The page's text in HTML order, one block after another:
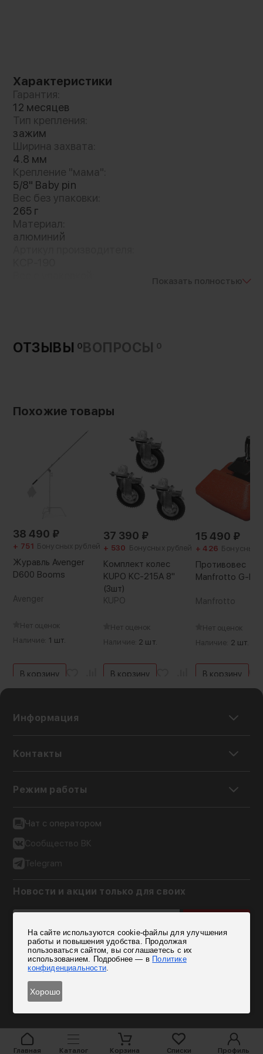
Главная Каталог Корзина Списки Профиль
Характеристики
Гарантия:
12 месяцев
Тип крепления:
зажим
Ширина захвата:
4.8 мм
Крепление "мама":
5/8" Baby pin
Вес без упаковки:
265 г
Материал:
алюминий
Показать полностью
ОТЗЫВЫ 0ВОПРОСЫ 0
Похожие товары
38 490 ₽
+ 751 Бонусных рублей
Журавль Avenger
D600 Booms
Avenger
Нет оценок
Наличие: 1 шт.
В корзину
37 390 ₽
+ 530 Бонусных рублей
Комплект колес
KUPO KC-215A 8"
(3шт)
KUPO
Нет оценок
Наличие: 2 шт.
В корзину
15 490 ₽
+ 426 Бонусных
Противовес
Manfrotto G-
Manfrotto
Нет оценок
Наличие: 2 шт.
В корзину
Информация
Контакты
Режим работы
Чат с оператором
Сообщество ВК
Telegram
Новости и акции только для своих
Согласен на обработку персональных данных
На сайте используются cookie-файлы для улучшения
работы и повышения удобства. Продолжая
пользоваться сайтом, вы соглашаетесь с их
использованием. Подробнее — в Политике
конфиденциальности.
Хорошо